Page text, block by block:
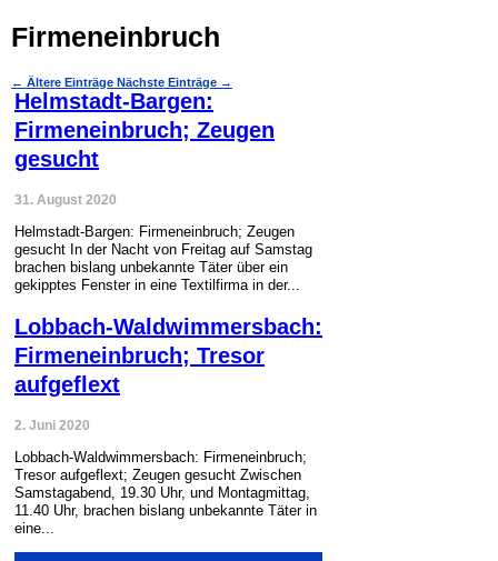
Firmeneinbruch
← Ältere Einträge Nächste Einträge →
Helmstadt-Bargen:
Firmeneinbruch; Zeugen
gesucht
31. August 2020
Helmstadt-Bargen: Firmeneinbruch; Zeugen
gesucht In der Nacht von Freitag auf Samstag
brachen bislang unbekannte Täter über ein
gekipptes Fenster in eine Textilfirma in der...
Lobbach-Waldwimmersbach:
Firmeneinbruch; Tresor
aufgeflext
2. Juni 2020
Lobbach-Waldwimmersbach: Firmeneinbruch;
Tresor aufgeflext; Zeugen gesucht Zwischen
Samstagabend, 19.30 Uhr, und Montagmittag,
11.40 Uhr, brachen bislang unbekannte Täter in
eine...